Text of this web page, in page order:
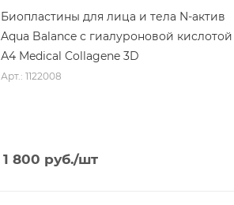
Биопластины для лица и тела N-актив
Aqua Balance с гиалуроновой кислотой
А4 Medical Collagene 3D
Арт.: 1122008
1 800 руб./шт